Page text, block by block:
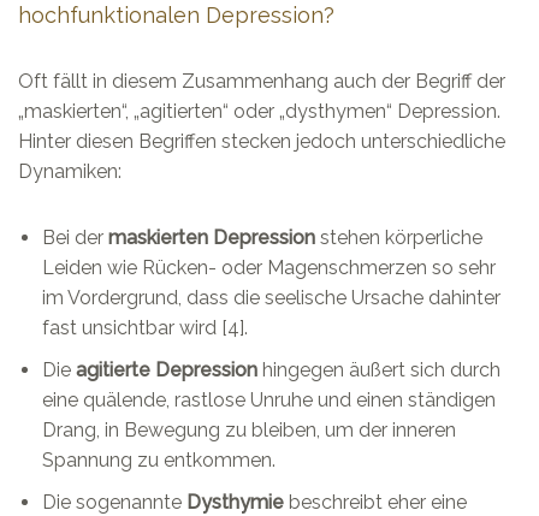
hochfunktionalen Depression?
Oft fällt in diesem Zusammenhang auch der Begriff der
„maskierten“, „agitierten“ oder „dysthymen“ Depression.
Hinter diesen Begriffen stecken jedoch unterschiedliche
Dynamiken:
Bei der maskierten Depression stehen körperliche
Leiden wie Rücken- oder Magenschmerzen so sehr
im Vordergrund, dass die seelische Ursache dahinter
fast unsichtbar wird [4].
Die agitierte Depression hingegen äußert sich durch
eine quälende, rastlose Unruhe und einen ständigen
Drang, in Bewegung zu bleiben, um der inneren
Spannung zu entkommen.
Die sogenannte Dysthymie beschreibt eher eine